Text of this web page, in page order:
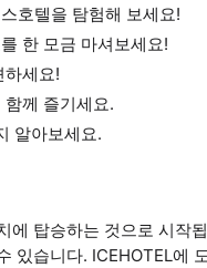
호텔을 탐험해 보세요!
한 모금 마셔보세요!
하세요!
께 즐기세요.
알아보세요.
에 탑승하는 것으로 시작
있습니다. ICEHOTEL에